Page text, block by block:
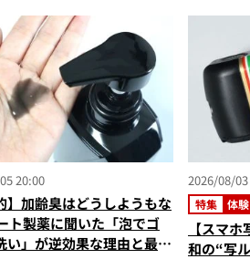
20:00
】加齢臭はどうしようもな
ト製薬に聞いた「泡でゴ
い」が逆効果な理由と最強
2026/08/
特集 体
【スマ
和の“写